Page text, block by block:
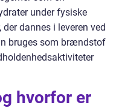
under fysiske
dannes i leveren ved
bruges som brændstof
hvorfor er